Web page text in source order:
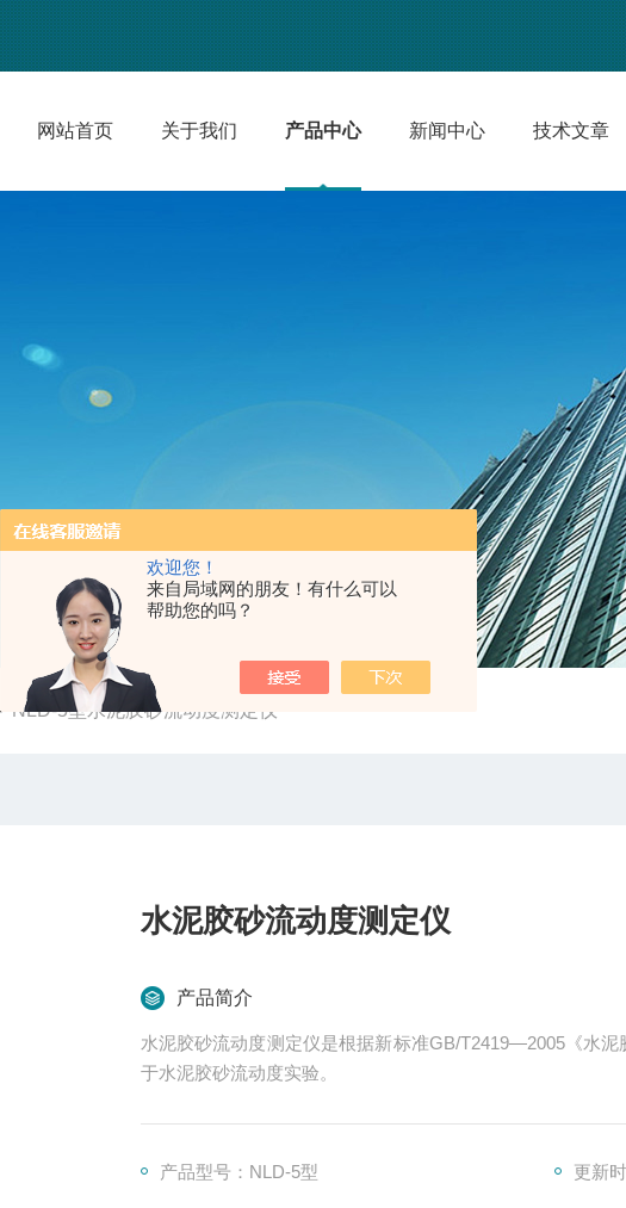
欢迎您！
来自局域网的朋友！有什么可以
帮助您的吗？
网站首页 关于我们 产品中心 新闻中心 技术文章
NLD-5型水泥胶砂流动度测定仪
水泥胶砂流动度测定仪
产品简介
水泥胶砂流动度测定仪是根据新标准GB/T2419—2005《水
于水泥胶砂流动度实验。
产品型号：NLD-5型 更新